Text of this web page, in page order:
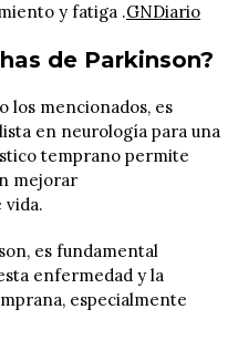
y fatiga .​GNDiario
de Parkinson?
los mencionados, es
en neurología para una
temprano permite
mejorar
vida.​
es fundamental
enfermedad y la
especialmente